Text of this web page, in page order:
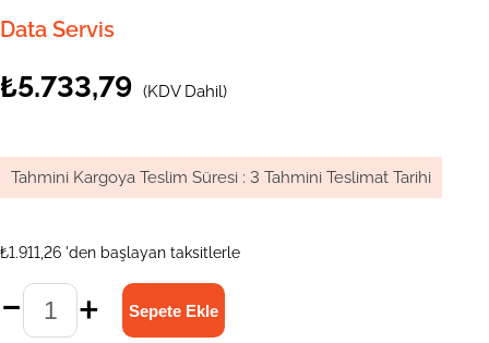
Data Servis
₺5.733,79 (KDV Dahil)
Tahmini Kargoya Teslim Süresi : 3 Tahmini Teslimat Tarihi
₺1.911,26 'den başlayan taksitlerle